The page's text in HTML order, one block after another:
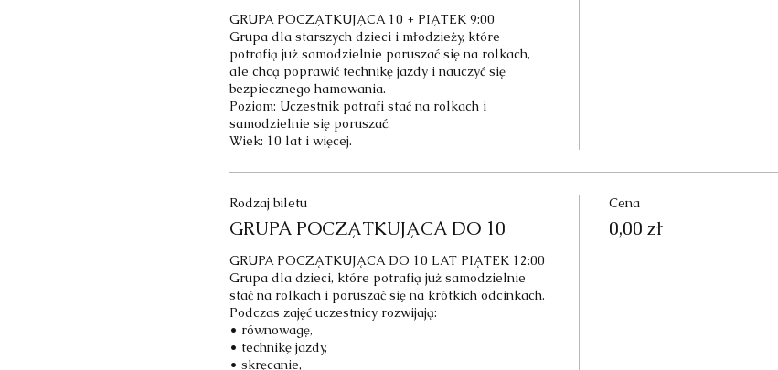
GRUPA POCZĄTKUJĄCA 10 + PIĄTEK 9:00
Grupa dla starszych dzieci i młodzieży, które
potrafią już samodzielnie poruszać się na rolkach,
ale chcą poprawić technikę jazdy i nauczyć się
bezpiecznego hamowania.
Poziom: Uczestnik potrafi stać na rolkach i
samodzielnie się poruszać.
Wiek: 10 lat i więcej.
Rodzaj biletu
GRUPA POCZĄTKUJĄCA DO 10
GRUPA POCZĄTKUJĄCA DO 10 LAT PIĄTEK 12:00
Grupa dla dzieci, które potrafią już samodzielnie
stać na rolkach i poruszać się na krótkich odcinkach.
Podczas zajęć uczestnicy rozwijają:
• równowagę,
• technikę jazdy,
• skręcanie,
Cena
0,00 zł